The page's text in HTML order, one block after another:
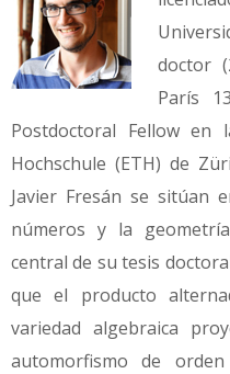
doctor
París
Postdoctoral Fellow en
Hochschule (ETH) de
Javier Fresán se sitúan
números y la
central de su tesis
que el producto
variedad algebraica
automorfismo de